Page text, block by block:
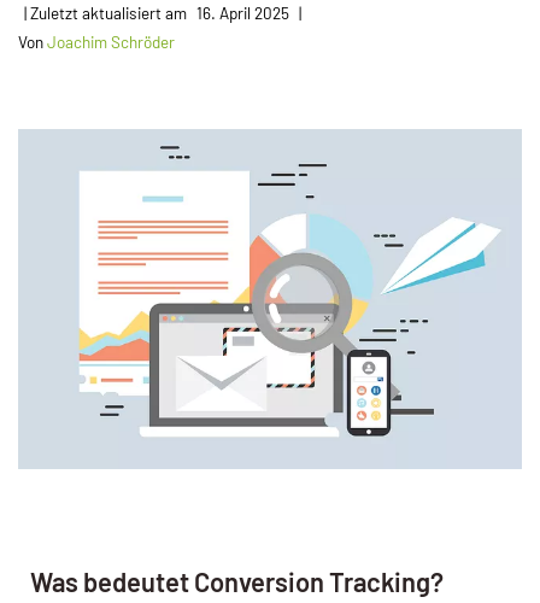
16. April 2025
VonJoachim Schröder
Was bedeutet Conversion Tracking?